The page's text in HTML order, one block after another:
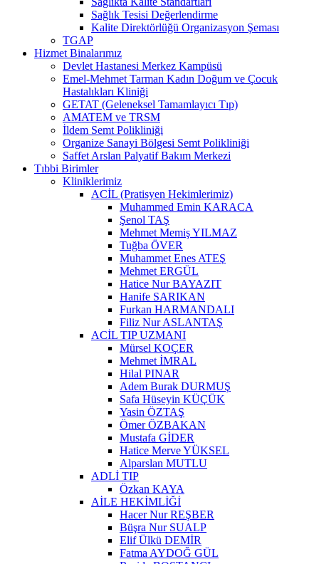
Sağlık Tesisi Değerlendirme
Kalite Direktörlüğü Organizasyon Şeması
TGAP
Hizmet Binalarımız
Devlet Hastanesi Merkez Kampüsü
Emel-Mehmet Tarman Kadın Doğum ve Çocuk
Hastalıkları Kliniği
GETAT (Geleneksel Tamamlayıcı Tıp)
AMATEM ve TRSM
İldem Semt Polikliniği
Organize Sanayi Bölgesi Semt Polikliniği
Saffet Arslan Palyatif Bakım Merkezi
Tıbbi Birimler
Kliniklerimiz
ACİL (Pratisyen Hekimlerimiz)
Muhammed Emin KARACA
Şenol TAŞ
Mehmet Memiş YILMAZ
Tuğba ÖVER
Muhammet Enes ATEŞ
Mehmet ERGÜL
Hatice Nur BAYAZIT
Hanife SARIKAN
Furkan HARMANDALI
Filiz Nur ASLANTAŞ
ACİL TIP UZMANI
Mürsel KOÇER
Mehmet İMRAL
Hilal PINAR
Adem Burak DURMUŞ
Safa Hüseyin KÜÇÜK
Yasin ÖZTAŞ
Ömer ÖZBAKAN
Mustafa GİDER
Hatice Merve YÜKSEL
Alparslan MUTLU
ADLİ TIP
Özkan KAYA
AİLE HEKİMLİĞİ
Hacer Nur REŞBER
Büşra Nur SUALP
Elif Ülkü DEMİR
Fatma AYDOĞ GÜL